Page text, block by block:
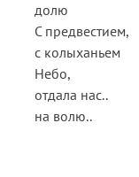
долю
С предвестием,
с колыханьем
Небо,
отдала нас..
на волю..